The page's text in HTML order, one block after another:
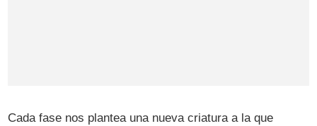
Cada fase nos plantea una nueva criatura a la que